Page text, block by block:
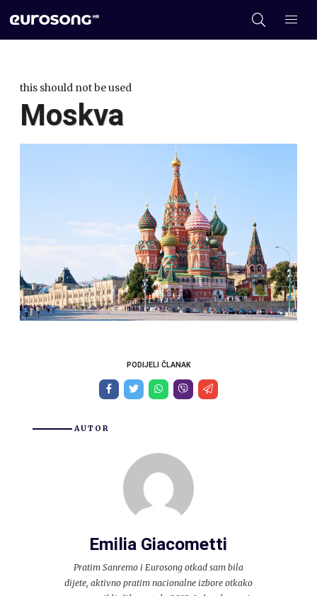
this should not be used
Moskva
PODIJELI ČLANAK
AUTOR
Emilia Giacometti
Pratim Sanremo i Eurosong otkad sam bila
dijete, aktivno pratim nacionalne izbore otkako